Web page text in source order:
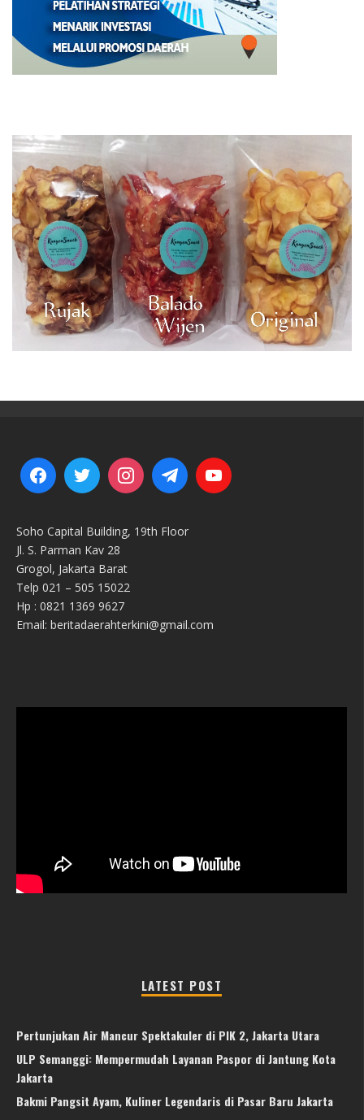
Soho Capital Building, 19th Floor
Jl. S. Parman Kav 28
Grogol, Jakarta Barat
Telp 021 – 505 15022
Hp : 0821 1369 9627
Email: beritadaerahterkini@gmail.com
LATEST POST
Pertunjukan Air Mancur Spektakuler di PIK 2, Jakarta Utara
ULP Semanggi: Mempermudah Layanan Paspor di Jantung Kota
Jakarta
Bakmi Pangsit Ayam, Kuliner Legendaris di Pasar Baru Jakarta